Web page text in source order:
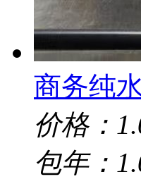
商务纯
价格：
包年：